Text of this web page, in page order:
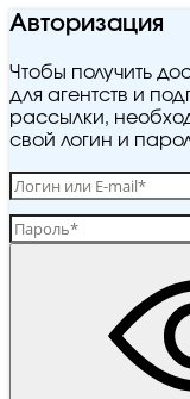
Авторизация
Чтобы получить
для агентств и
рассылки,
свой логин и